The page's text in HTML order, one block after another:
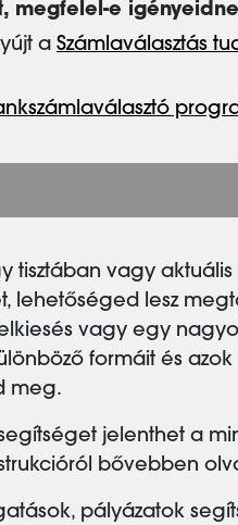
megfelel-e
a Számlaválasztás
tisztában vagy
lesz
vagy egy
formáit és
meg.
jelenthet a
bővebben
pályázatok